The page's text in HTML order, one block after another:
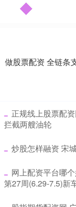
做股票配资 全链条
正规线上股票配
拦截两艘油轮
炒股怎样融资 宋
网上配资平台哪
第27周(6.29-7.5)新